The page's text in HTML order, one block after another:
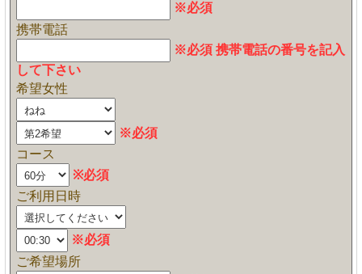
※必須
携帯電話
※必須 携帯電話の番号を記入
して下さい
希望女性
※必須
コース
※必須
ご利用日時
※必須
ご希望場所